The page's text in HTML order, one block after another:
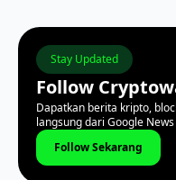
Stay Updated
Follow
Dapatkan berita kripto,
langsung dari Google
Follow Sekarang